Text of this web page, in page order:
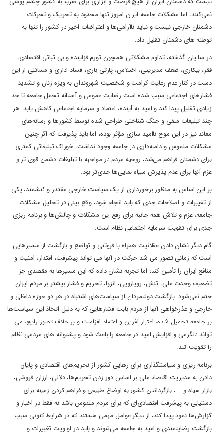
نمی‌کنند، اما مشکلات جامعه ایران امروز تنها محدود به تحریک و تحرکات
دشمنان خارجی نیست و نباید ناآرامی‌ها و اعتراضات اخیر در کشور را تنها به
توطئه های دشمنان تقلیل داد.
در سالیان گذشته، تداوم مشکلاتی همچون تورم فزاینده و بی ثباتی اقتصادی،
فقر، بیکاری، ضعف مدیریتی، اختلاس، پارتی بازی، فساد اداری و مسائلی از این
دست در کنار عدم رعایت کرامت و شخصیت شهروندان به ویژه زنان و تشدید
فشارهای اجتماعی سبب شده است رضایت عمومی و آستانه تحمل جامعه تا حد
زیادی تقلیل پیدا کند و امید به آینده، اعتماد و سرمایه اجتماعی کاهش یابد. هر
چند تبلیغات منفی و جنگ شناختی طراحی شده توسط کشورها و رسانه‌های
معاند نیز در این موج ناامید سازی مؤثر بوده، اما باید پذیرفت که اگر چنین
مشکلات ملموس و دامنه‌داری در جامعه وجود نداشت، خوراک تبلیغاتی کمتری
برای دشمنان فراهم می‌شد، روحیه مردم در مواجهه با تبلیغات دشمن قوی تر و
عزم آنها برای عدم پذیرش سیاه نمایی‌ها جدی‌تر بود.
بر این اساس به منظور برخورداری از یک سیاست خارجی مقتدر و کنشمند، یکی
از تغییرات و اصلاحات جدی که باید انجام شود، واقع بینی در تحلیل مشکلات
جامعه، عزم و تلاش همه جانبه برای رفع این مشکلات و چالش‌ها و برنامه ریزی
جدی برای تقویت سرمایه اجتماعی نظام است.
گام دیگر نشان دادن عقلانیت همراه با فروتنی و تواضع و بازگشت از مسیرهایی
است که زمانی تصور می شد حرکت در آنها می تواند پیشرفت، اقتدار، امنیت و
منافع ایران را تأمین کند؛ اما تجربه نشان داده که این مسیرها به مقصدی جز
تضعیف وحدت ملی، تنش، رویارویی، انزوا، تحریم و فشار بیشتر بر مردم ایران
ختم نمی‌شود. بازگشت دولتمردان از سیاست‌های اشتباه در هر دو حوزه داخلی و
خارجی و عذرخواهی آنها از مردم بابت فشارهایی که به دلیل اتخاذ این سیاست‌ها
بر جامعه تحمیل شده، اعتبار آفرین و اعتماد افزاست و بر خلاف تصور رایج، می
تواند دلگرمی و افزایش امید در جامعه را باعث شود و پشتوانه های مردمی نظام
را تقویت کند.
برنامه ریزی و سیاستگذاری برای رهایی کشور از تحریم‌های اقتصادی و پایان
دادن به مدیریت اقتصاد ملی بر اساس دور زدن تحریم‌ها، دلالی، ارزان فروشی،
بازار سیاه و ...، بازگرداندن کشور به اوضاع طبیعی و فراهم کردن زمینه برای
دستیابی به پیشرفت اقتصادی‌ای که برای مردم ملموس باشد نه فقط در اخبار و
گزارش‌ها نمود پیدا کند، از دیگر عوامل مهمی هستند که در شرایط کنونی سبب
بازگشت رضایتمندی و امید به جامعه می‌شوند و باید در اولویت تغییرات و